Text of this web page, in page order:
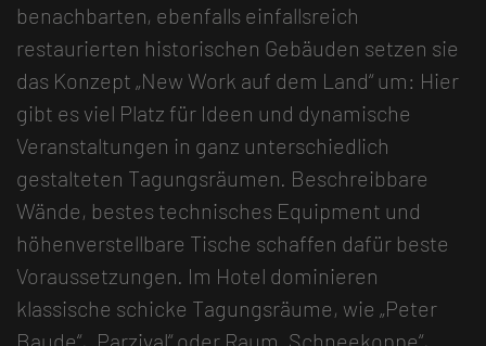
benachbarten, ebenfalls einfallsreich
restaurierten historischen Gebäuden setzen sie
das Konzept „New Work auf dem Land“ um: Hier
gibt es viel Platz für Ideen und dynamische
Veranstaltungen in ganz unterschiedlich
gestalteten Tagungsräumen. Beschreibbare
Wände, bestes technisches Equipment und
höhenverstellbare Tische schaffen dafür beste
Voraussetzungen. Im Hotel dominieren
klassische schicke Tagungsräume, wie „Peter
Baude“, „Parzival“ oder Raum „Schneekoppe“,